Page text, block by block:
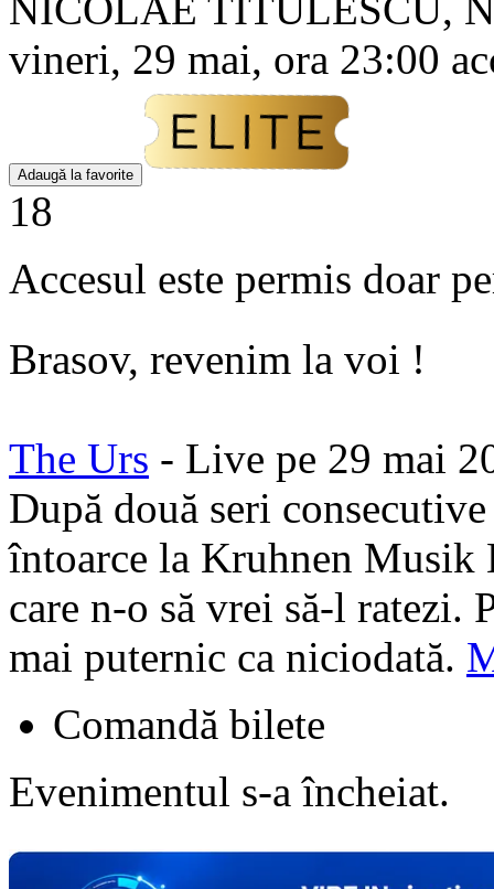
vineri, 29 mai, ora 23:00
Adaugă la favorite
18
Accesul este permis doar
Brasov, revenim la voi !
The Urs - Live pe 29 mai
După două seri
întoarce la Kruhnen Musik
care n-o să vrei să-l ratezi.
mai puternic ca niciodată.
Comandă bilete
Evenimentul s-a încheiat.